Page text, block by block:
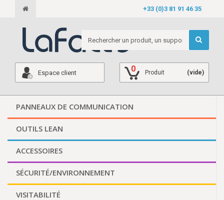
+33 (0)3 81 91 46 35
Espace client 0 Produit (vide)
PANNEAUX DE COMMUNICATION
OUTILS LEAN
ACCESSOIRES
SÉCURITÉ/ENVIRONNEMENT
VISITABILITÉ